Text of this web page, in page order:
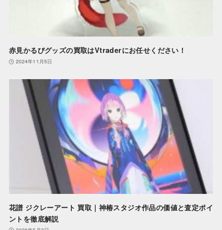
赤見かるびグッズの買取はVtraderにお任せください！
2024年11月5日
花譜 ジクレーアート 買取｜神椿スタジオ作品の価値と査定ポイ
ントを徹底解説